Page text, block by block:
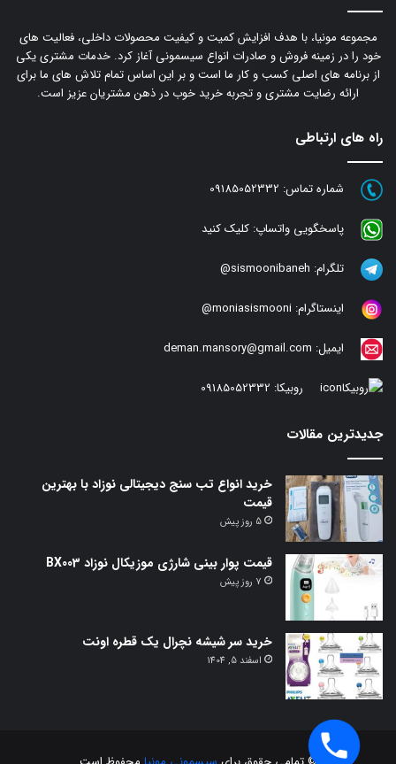
مجموعه مونیا، با هدف افزایش کمیت و کیفیت محصولات داخلی، فعالیت های
خود را در زمینه فروش و صادرات انواع سیسمونی آغاز کرد. خدمات مشتری یکی
از برنامه های اصلی کسب و کار ما است و بر این اساس تمام تلاش های ما برای
ارائه رضایت مشتری و تجربه خرید خوب در ذهن مشتریان عزیز است.
راه های ارتباطی
شماره تماس: 09185052332
پاسخگویی واتساپ: کلیک کنید
تلگرام: sismoonibaneh@
اینستاگرام: moniasismooni@
ایمیل: deman.mansory@gmail.com
روبیکا: 09185052332
جدیدترین مقالات
خرید انواع تب سنج دیجیتالی نوزاد با بهترین
قیمت
5 روز پیش
قیمت پوار بینی شارژی موزیکال نوزاد BX003
7 روز پیش
خرید سر شیشه نچرال یک قطره اونت
اسفند 5, 1404